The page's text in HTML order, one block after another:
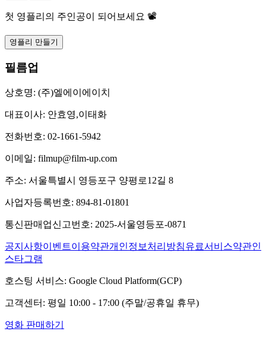
첫 영플리의 주인공이 되어보세요 📽️
영플리 만들기
필름업
상호명: (주)엘에이에이치
대표이사: 안효영,이태화
전화번호: 02-1661-5942
이메일: filmup@film-up.com
주소: 서울특별시 영등포구 양평로12길 8
사업자등록번호: 894-81-01801
통신판매업신고번호: 2025-서울영등포-0871
공지사항이벤트이용약관개인정보처리방침유료서비스약관인
스타그램
호스팅 서비스: Google Cloud Platform(GCP)
고객센터: 평일 10:00 - 17:00 (주말/공휴일 휴무)
영화 판매하기